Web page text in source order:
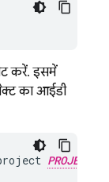
करें. इसमें
का आईडी